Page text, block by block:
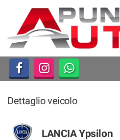
LISTA VEICOLI
ACQUISTIAMO USATO
ASSISTENZA
CONTATTI
Dettaglio veicolo
LANCIA Ypsilon